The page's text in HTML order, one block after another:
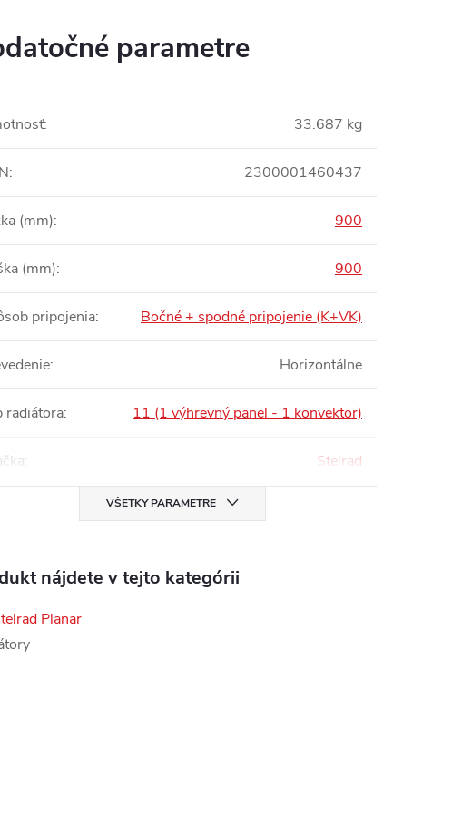
parametre
: 33.687 kg
: 2300001460437
(mm): 900
(mm): 900
pripojenia: Bočné + spodné pripojenie (K+VK)
: Horizontálne
radiátora: 11 (1 výhrevný panel - 1 konvektor)
: Stelrad
VŠETKY PARAMETRE
nájdete v tejto kategórii
Planar